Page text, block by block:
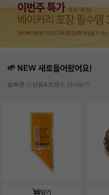
🌱 NEW 새로들어왔어요!
발빠른 신상품&트랜드 만나보기
담기